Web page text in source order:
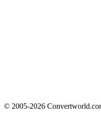
© 2005-2026